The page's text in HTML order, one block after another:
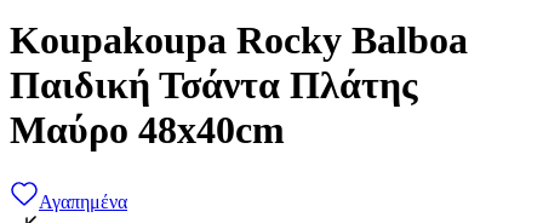
Koupakoupa Rocky Balboa
Παιδική Τσάντα Πλάτης
Μαύρο 48x40cm
Αγαπημένα